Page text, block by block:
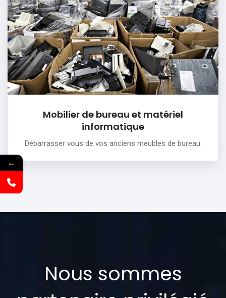
Mobilier de bureau et matériel
informatique
Débarrasser vous de vos anciens meubles de bureau.
Débarrasser vous de vos anciens meubles de bureau et
en racheter du neuf.
Renouveler votre matériel informatique.
PLUS DE DÉTAILS
Nous sommes
←